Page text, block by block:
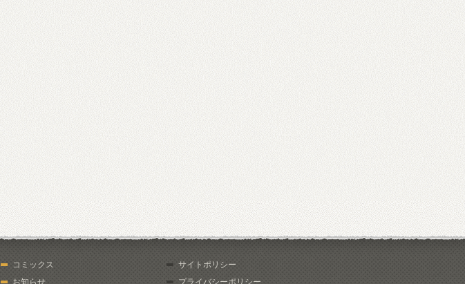
コミックス
お知らせ
サイトポリシー
プライバシーポリシー